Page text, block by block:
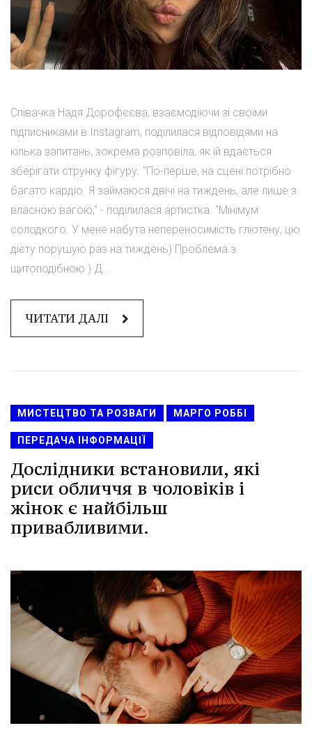
Співачка Надя Дорофєєва, взаємодіючи зі своїми
підписниками в Instagram, поділилася відповідями на
кілька запитань, зокрема розповіла, як їй вдається
зберігати струнку фігуру. "По-перше, на сцені потрібно
багато кардіо. Я займаюся двічі на тиждень, але лише з
власною вагою," - поділилася артистка. "Мінімум
солодкого. У мене набута непереносимість глютену, цю
дієту порушую раз на тиждень) Проблема з
щитоподібною ) Д...
ЧИТАТИ ДАЛІ
МИСТЕЦТВО ТА РОЗВАГИ МАРГО РОББІ
ПЕРЕДАЧА ІНФОРМАЦІЇ
Дослідники встановили, які
риси обличчя в чоловіків і
жінок є найбільш
привабливими.